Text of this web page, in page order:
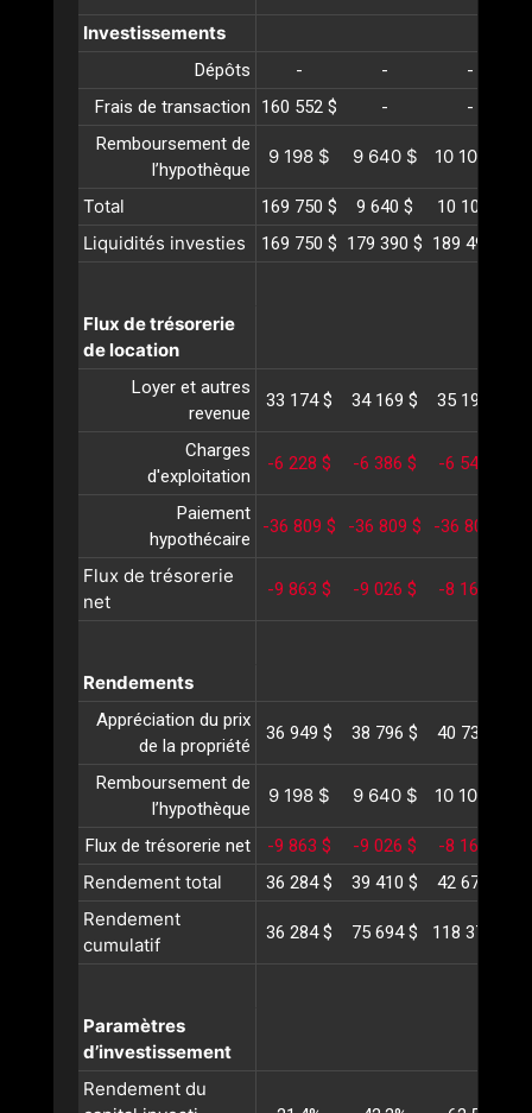
Investissements
Dépôts - -
-
Frais de transaction
160 552 $ -
-
Remboursement de
l’hypothèque
9 198 $ 9 640 $ 10 103 $
Total 169 750 $ 9 640 $ 10 103 $
Liquidités investies 169 750 $ 179 390 $ 189 494 $
Flux de trésorerie
de location
Loyer et autres
revenue
33 174 $ 34 169 $ 35 194 $
Charges
d'exploitation
-6 228 $ -6 386 $ -6 549 $
Paiement
hypothécaire
-36 809 $ -36 809 $ -36 809 $
Flux de trésorerie
net
-9 863 $ -9 026 $ -8 164 $
Rendements
Appréciation du prix
de la propriété
36 949 $ 38 796 $ 40 736 $
Remboursement de
l’hypothèque
9 198 $ 9 640 $ 10 103 $
Flux de trésorerie net -9 863 $ -9 026 $ -8 164 $
Rendement total 36 284 $ 39 410 $ 42 675 $
Rendement
cumulatif
36 284 $ 75 694 $ 118 370 $
Paramètres
d’investissement
Rendement du